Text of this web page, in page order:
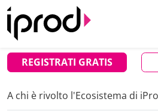
A chi è rivolto l'Ecosistema di
REGISTRATI GRATIS